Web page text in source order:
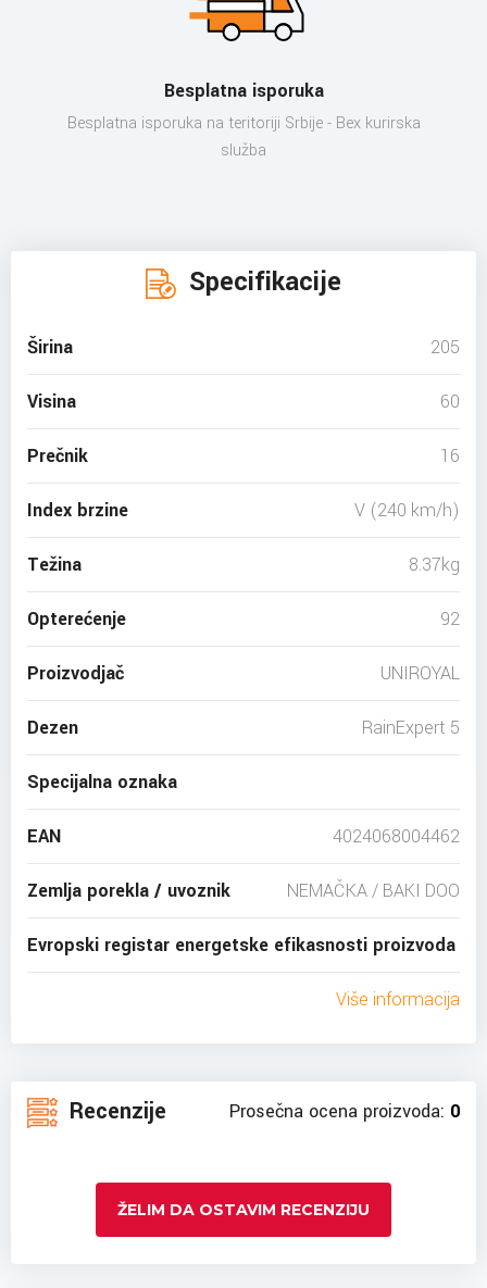
Besplatna isporuka
Besplatna isporuka na teritoriji Srbije - Bex kurirska
služba
Specifikacije
Širina 205
Visina 60
Prečnik 16
Index brzine V (240 km/h)
Težina 8.37kg
Opterećenje 92
Proizvodjač UNIROYAL
Dezen RainExpert 5
Specijalna oznaka
EAN 4024068004462
Zemlja porekla / uvoznik NEMAČKA / BAKI DOO
Evropski registar energetske efikasnosti proizvoda
Više informacija
Recenzije Prosečna ocena proizvoda: 0
ŽELIM DA OSTAVIM RECENZIJU